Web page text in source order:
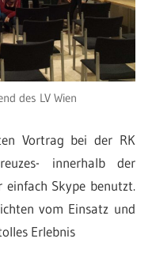
des LV Wien
Vortrag bei der RK
innerhalb der
Skype benutzt.
vom Einsatz und
Erlebnis